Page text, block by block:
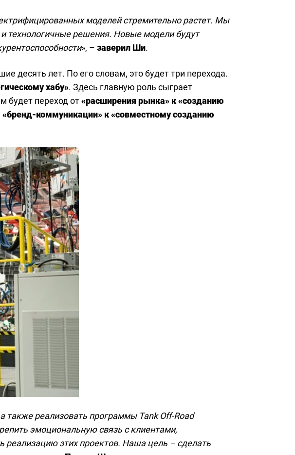
моделей стремительно растет. Мы
технологичные решения. Новые модели будут
», – заверил Ши.
десять лет. По его словам, это будет три перехода.
хабу». Здесь главную роль сыграет
будет переход от«расширения рынка» к «созданию
«бренд-коммуникации» к «совместному созданию
также реализовать программы Tank Off-Road
эмоциональную связь с клиентами,
реализацию этих проектов. Наша цель – сделать